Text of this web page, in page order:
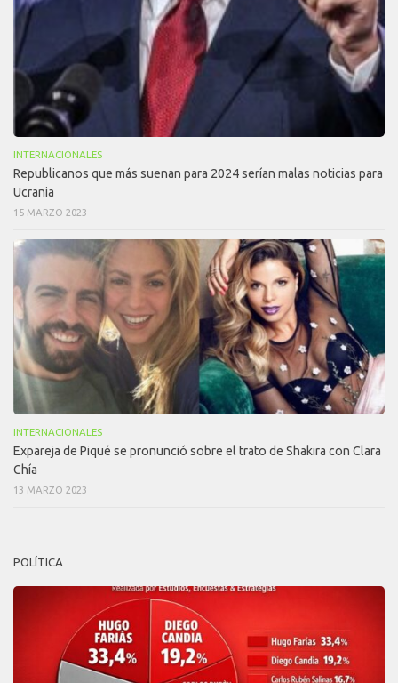
INTERNACIONALES
Republicanos que más suenan para 2024 serían malas noticias para
Ucrania
15 MARZO 2023
INTERNACIONALES
Expareja de Piqué se pronunció sobre el trato de Shakira con Clara
Chía
13 MARZO 2023
POLÍTICA